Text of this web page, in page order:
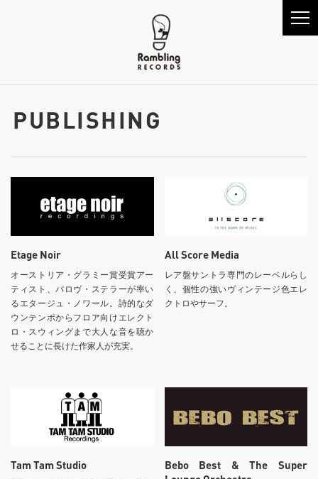
PUBLISHING
Etage Noir
オーストリア・グラミー賞受賞アー
ティスト、パロヴ・ステラーが率い
るエタージュ・ノワール。詩的なダ
ウンテンポからフロア向けエレクト
ロ・スウィングまで大人な音を聴か
せることに長けた作家人が充実。
All Score Media
レア盤サントラ専門のレーベルらし
く、個性の強いヴィンテージ色エレ
クトロやサーフ。
Tam Tam Studio
Bebo Best & The Super